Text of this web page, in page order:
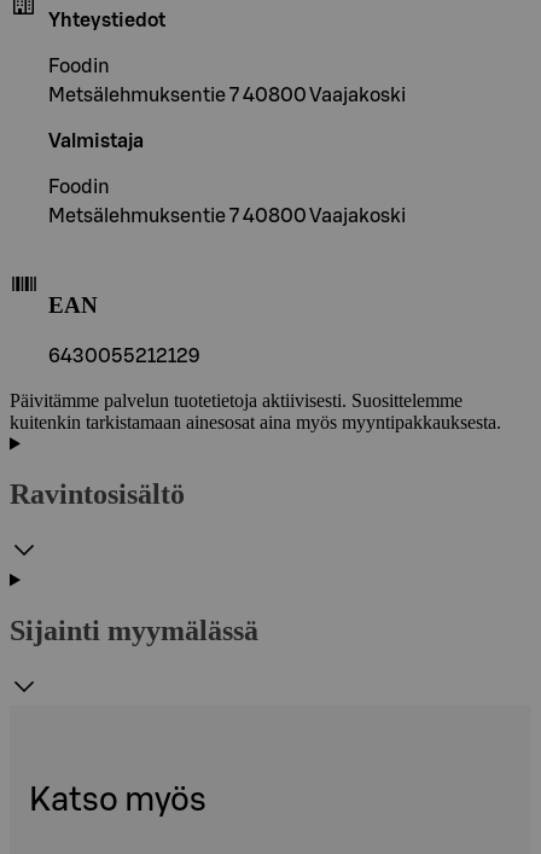
Yhteystiedot
Foodin
Metsälehmuksentie 7 40800 Vaajakoski
Valmistaja
Foodin
Metsälehmuksentie 7 40800 Vaajakoski
EAN
6430055212129
Päivitämme palvelun tuotetietoja aktiivisesti. Suosittelemme
kuitenkin tarkistamaan ainesosat aina myös myyntipakkauksesta.
Ravintosisältö
Sijainti myymälässä
Katso myös